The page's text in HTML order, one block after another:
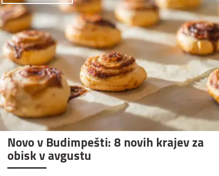
Novo v Budimpešti: 8 novih krajev za
obisk v avgustu